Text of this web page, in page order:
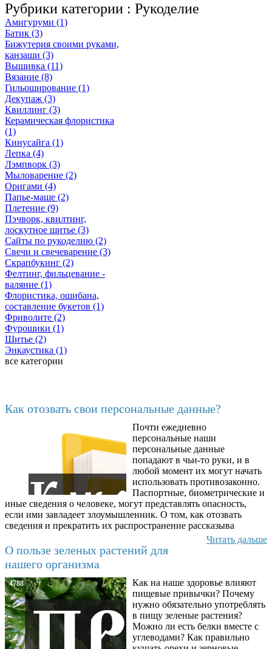
Рубрики категории : Рукоделие
Амигуруми (1)
Батик (3)
Бижутерия своими руками,
канзаши (3)
Вышивка (11)
Вязание (8)
Гильоширование (1)
Декупаж (3)
Квиллинг (3)
Керамическая флористика
(1)
Кинусайга (1)
Лепка (4)
Лэмпворк (3)
Мыловарение (2)
Оригами (4)
Папье-маше (2)
Плетение (9)
Пэчворк, квилтинг,
лоскутное шитье (3)
Сайты по рукоделию (2)
Свечи и свечеварение (3)
Скрапбукинг (2)
Фелтинг, фильцевание -
валяние (1)
Флористика, ошибана,
составление букетов (1)
Фриволите (2)
Фурошики (1)
Шитье (2)
Энкаустика (1)
все категории
Как отозвать свои персональные данные?
Почти ежедневно
персональные наши
персональные данные
попадают в чьи-то руки, и в
любой момент их могут начать
использовать противозаконно.
Паспортные, биометрические и
иные сведения о человеке, могут представлять опасность,
если ими завладеет злоумышленник. О том, как отозвать
сведения и прекратить их распространение рассказыва
Читать дальше
О пользе зеленых растений для
нашего организма
4788
Как на наше здоровье влияют
пищевые привычки? Почему
нужно обязательно употреблять
в пищу зеленые растения?
Можно ли есть белки вместе с
углеводами? Как правильно